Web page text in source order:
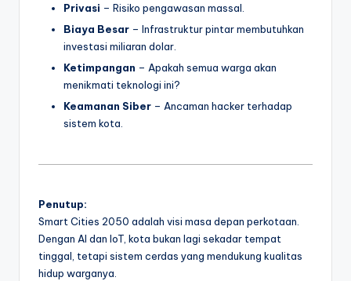
Privasi – Risiko pengawasan massal.
Biaya Besar – Infrastruktur pintar membutuhkan
investasi miliaran dolar.
Ketimpangan – Apakah semua warga akan
menikmati teknologi ini?
Keamanan Siber – Ancaman hacker terhadap
sistem kota.
Penutup:
Smart Cities 2050 adalah visi masa depan perkotaan.
Dengan AI dan IoT, kota bukan lagi sekadar tempat
tinggal, tetapi sistem cerdas yang mendukung kualitas
hidup warganya.